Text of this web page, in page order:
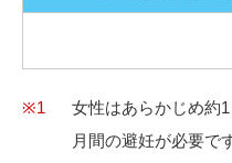
※1
女性はあらかじめ約
月間の避妊が必要で